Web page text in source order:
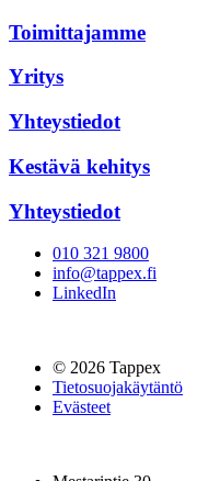
Toimittajamme
Yritys
Yhteystiedot
Kestävä kehitys
Yhteystiedot
010 321 9800
info@tappex.fi
LinkedIn
© 2026 Tappex
Tietosuojakäytäntö
Evästeet